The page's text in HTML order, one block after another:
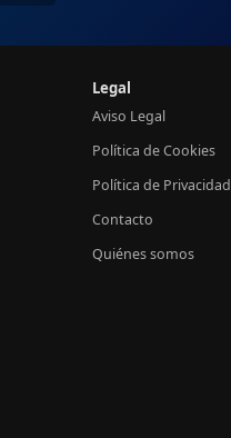
Legal
Aviso Legal
Política de Cookies
Política de Privacidad
Contacto
Quiénes somos